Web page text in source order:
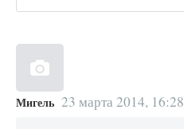
Мигель 23 марта 2014, 16:28